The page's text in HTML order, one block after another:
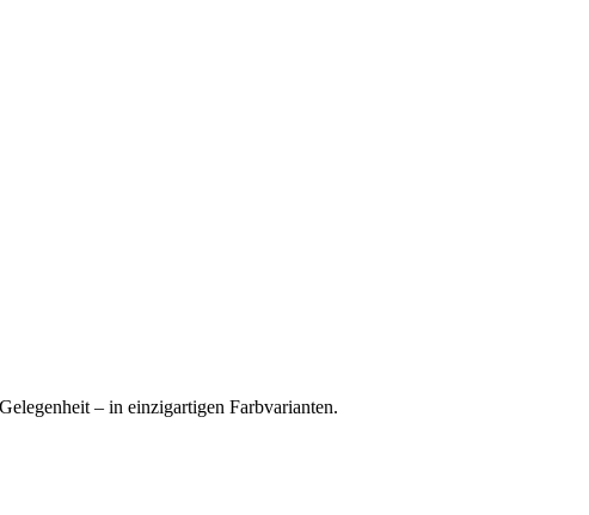
– in einzigartigen Farbvarianten.